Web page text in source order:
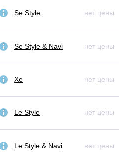
Se Style нет цены
Se Style & Navi нет цены
Xe нет цены
Le Style нет цены
Le Style & Navi нет цены